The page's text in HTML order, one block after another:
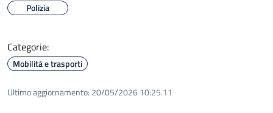
Polizia
Categorie:
Mobilità e trasporti
Ultimo aggiornamento: 20/05/2026 10:25.11